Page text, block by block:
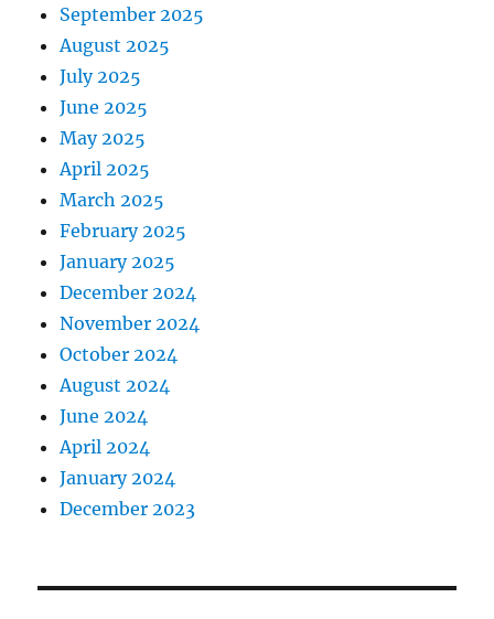
September 2025
August 2025
July 2025
June 2025
May 2025
April 2025
March 2025
February 2025
January 2025
December 2024
November 2024
October 2024
August 2024
June 2024
April 2024
January 2024
December 2023